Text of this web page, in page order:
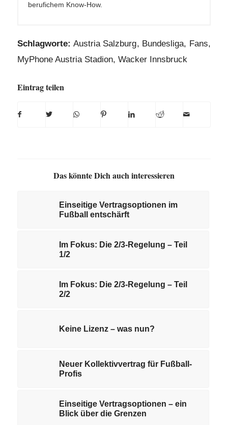
berufichem Know-How.
Schlagworte: Austria Salzburg, Bundesliga, Fans,
MyPhone Austria Stadion, Wacker Innsbruck
Eintrag teilen
Das könnte Dich auch interessieren
Einseitige Vertragsoptionen im
Fußball entschärft
Im Fokus: Die 2/3-Regelung – Teil
1/2
Im Fokus: Die 2/3-Regelung – Teil
2/2
Keine Lizenz – was nun?
Neuer Kollektivvertrag für Fußball-
Profis
Einseitige Vertragsoptionen – ein
Blick über die Grenzen